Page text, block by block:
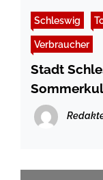
Schleswig
Verbraucher
Stadt